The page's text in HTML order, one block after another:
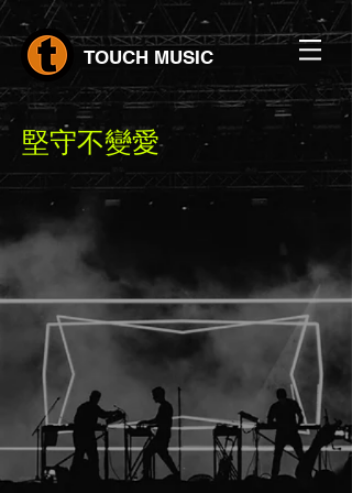
TOUCH MUSIC
​堅守不變愛